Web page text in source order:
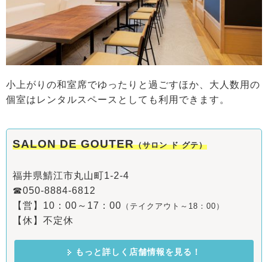
小上がりの和室席でゆったりと過ごすほか、大人数用の
個室はレンタルスペースとしても利用できます。
SALON DE GOUTER（サロン ド グテ）
福井県鯖江市丸山町1-2-4
☎050-8884-6812
【営】10：00～17：00 （テイクアウト～18：00）
【休】不定休
もっと詳しく店舗情報を見る！